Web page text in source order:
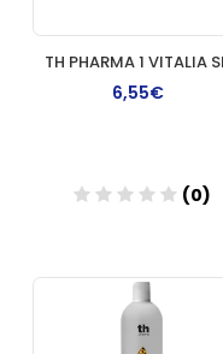
6,55€
(0)
Añadir